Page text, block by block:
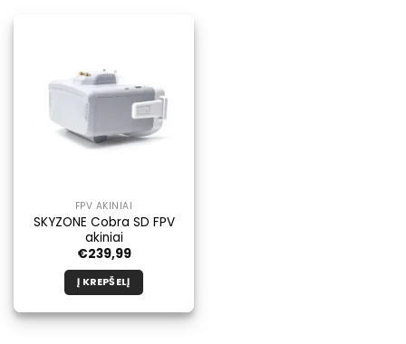
FPV AKINIAI
SKYZONE Cobra SD FPV
akiniai
€239,99
Į KREPŠELĮ